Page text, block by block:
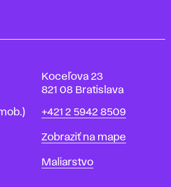
Koceľova 23
821 08 Bratislava
Telefón
+421 2 5942 8509
Mapa
Zobraziť na mape
Katedry
Maliarstvo